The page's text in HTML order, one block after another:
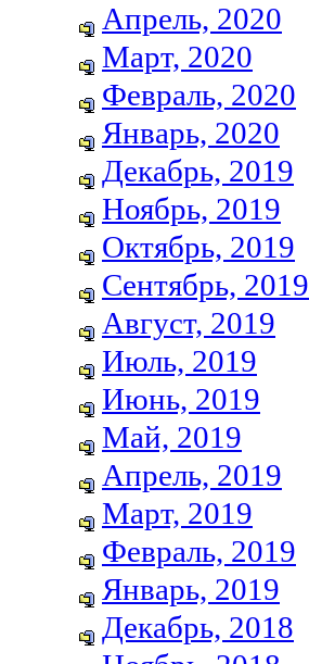
Апрель, 2020
Март, 2020
Февраль, 2020
Январь, 2020
Декабрь, 2019
Ноябрь, 2019
Октябрь, 2019
Сентябрь, 2019
Август, 2019
Июль, 2019
Июнь, 2019
Май, 2019
Апрель, 2019
Март, 2019
Февраль, 2019
Январь, 2019
Декабрь, 2018